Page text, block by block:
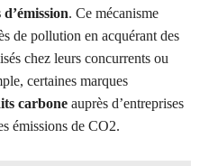
. Ce mécanisme
de pollution en acquérant des
chez leurs concurrents ou
certaines marques
carbone auprès d’entreprises
émissions de CO2.